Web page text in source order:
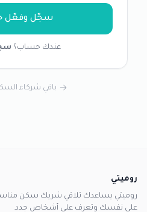
سجّل وفعّل
عندك حساب؟
باقي شركاء
روميتي
روميتي يساعدك تلاقي شريك سكن
على نفسك وتعرف على أشخاص جدد.